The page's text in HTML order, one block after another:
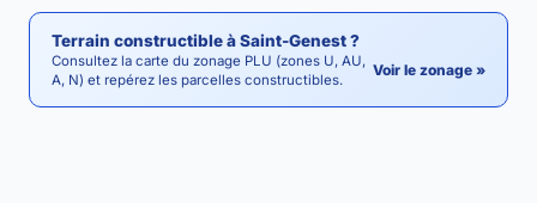
Terrain constructible à Saint-Genest ?
Consultez la carte du zonage PLU (zones U, AU,
A, N) et repérez les parcelles constructibles.
Voir le zonage »